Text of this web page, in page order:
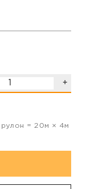
+
рулон = 20м × 4м